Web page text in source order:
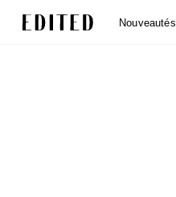
Nouveautés